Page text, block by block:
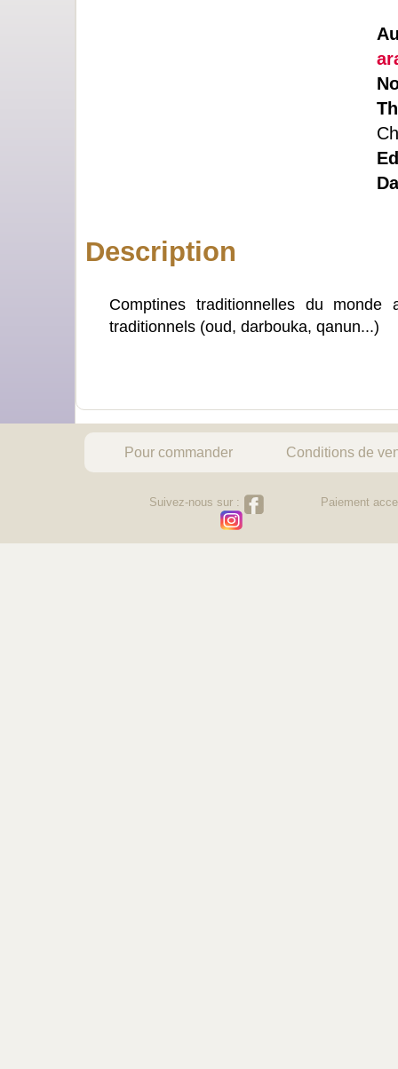
Description
Comptines traditionnelles du
traditionnels (oud, darbouka, qanun...)
Pour commander Conditions de
Suivez-nous sur : Paiement